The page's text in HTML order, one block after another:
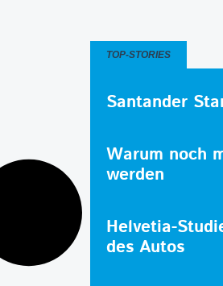
TOP-STORIES
Santander
Warum noch
werden
Helvetia-
des Autos